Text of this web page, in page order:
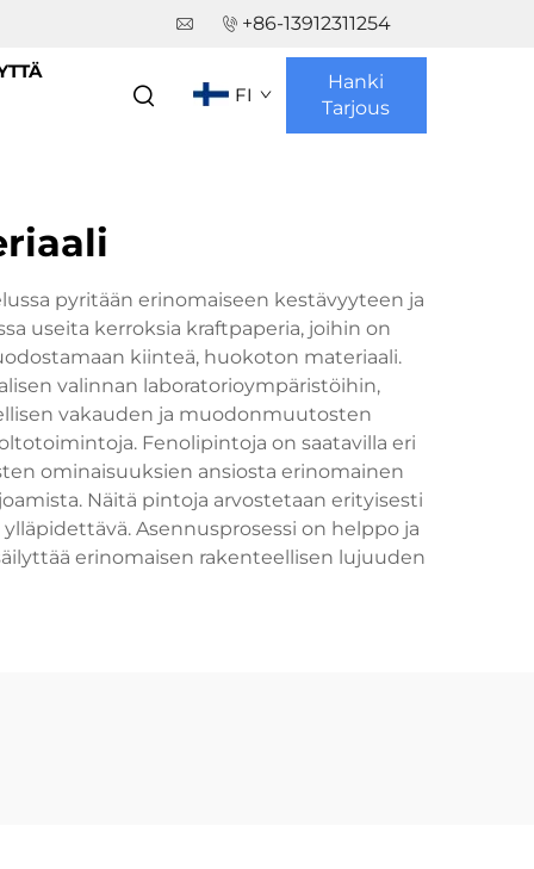
+86-13912311254
FI
Hanki
Tarjous
pyritään erinomaiseen kestävyyteen ja
useita kerroksia kraftpaperia, joihin on
kiinteä, huokoton materiaali.
valinnan laboratorioympäristöihin,
vakauden ja muodonmuutosten
Fenolipintoja on saatavilla eri
ominaisuuksien ansiosta erinomainen
Näitä pintoja arvostetaan erityisesti
Asennusprosessi on helppo ja
erinomaisen rakenteellisen lujuuden